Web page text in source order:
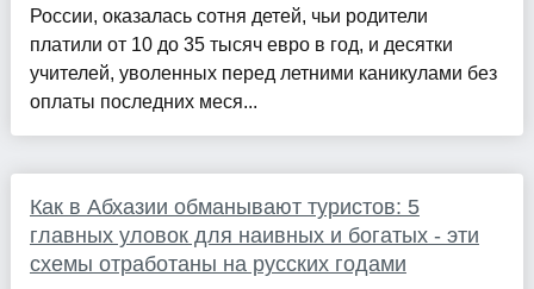
России, оказалась сотня детей, чьи родители
платили от 10 до 35 тысяч евро в год, и десятки
учителей, уволенных перед летними каникулами без
оплаты последних меся...
Как в Абхазии обманывают туристов: 5
главных уловок для наивных и богатых - эти
схемы отработаны на русских годами